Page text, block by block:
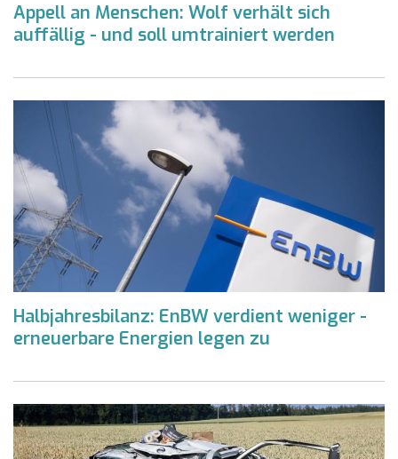
Appell an Menschen: Wolf verhält sich
auffällig - und soll umtrainiert werden
Halbjahresbilanz: EnBW verdient weniger -
erneuerbare Energien legen zu